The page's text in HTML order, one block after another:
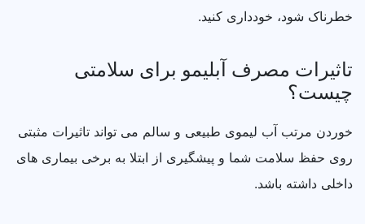
خطرناک شود، خودداری کنید.
تاثیرات مصرف آبلیمو برای سلامتی
چیست؟
خوردن مرتب آب لیموی طبیعی و سالم می‌ تواند تاثیرات مثبتی
روی حفظ سلامت شما و پیشگیری از ابتلا به برخی بیماری‌ های
داخلی داشته باشد.